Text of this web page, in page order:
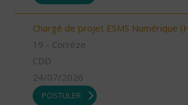
Chargé de projet ESMS Numérique
19 - Corrèze
CDD
24/07/2026
POSTULER